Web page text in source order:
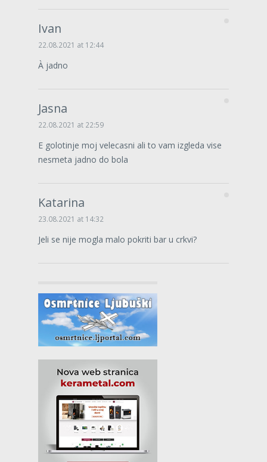
Ivan
22.08.2021 at 12:44
À jadno
Jasna
22.08.2021 at 22:59
E golotinje moj velecasni ali to vam izgleda vise
nesmeta jadno do bola
Katarina
23.08.2021 at 14:32
Jeli se nije mogla malo pokriti bar u crkvi?